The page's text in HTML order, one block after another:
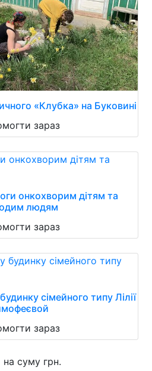
«Клубка» на Буковині
зараз
онкохворим дітям та
людям
зараз
сімейного типу Лілії
зараз
суму грн.